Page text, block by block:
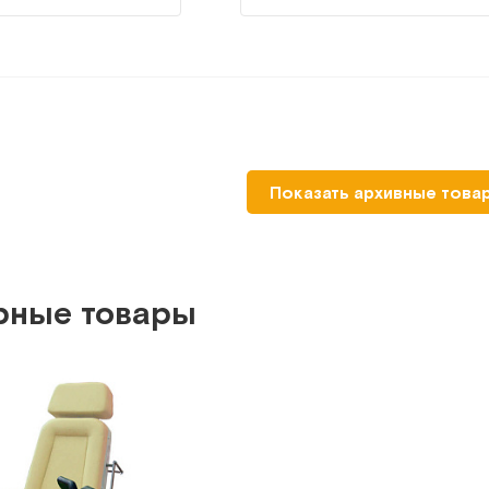
Показать архивные
товары